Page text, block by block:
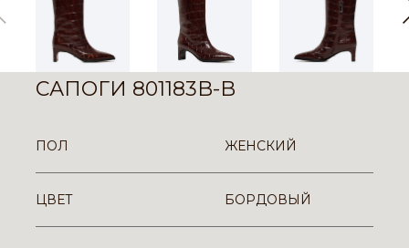
САПОГИ 801183B-B
ПОЛ ЖЕНСКИЙ
ЦВЕТ БОРДОВЫЙ